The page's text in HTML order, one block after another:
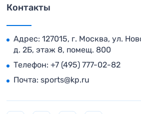
Контакты
Адрес: 127015, г. Москва, ул.
д. 2Б, этаж 8, помещ. 800
Телефон: +7 (495) 777-02-82
Почта: sports@kp.ru